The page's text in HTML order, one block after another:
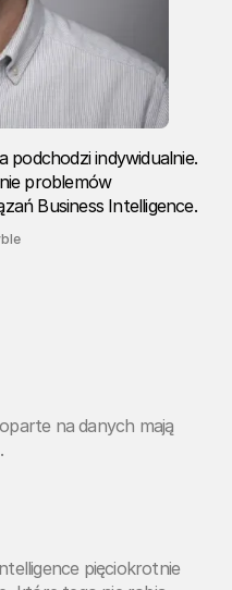
podchodzi indywidualnie.
problemów
Business Intelligence.
na danych mają
pięciokrotnie